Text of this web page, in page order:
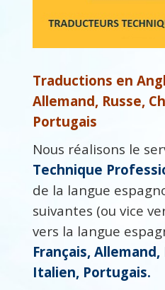
Traductions en
Allemand, Russe,
Portugais
Nous réalisons le
Technique
de la langue
suivantes (ou vice
vers la langue
Français, Allemand,
Italien, Portugais.